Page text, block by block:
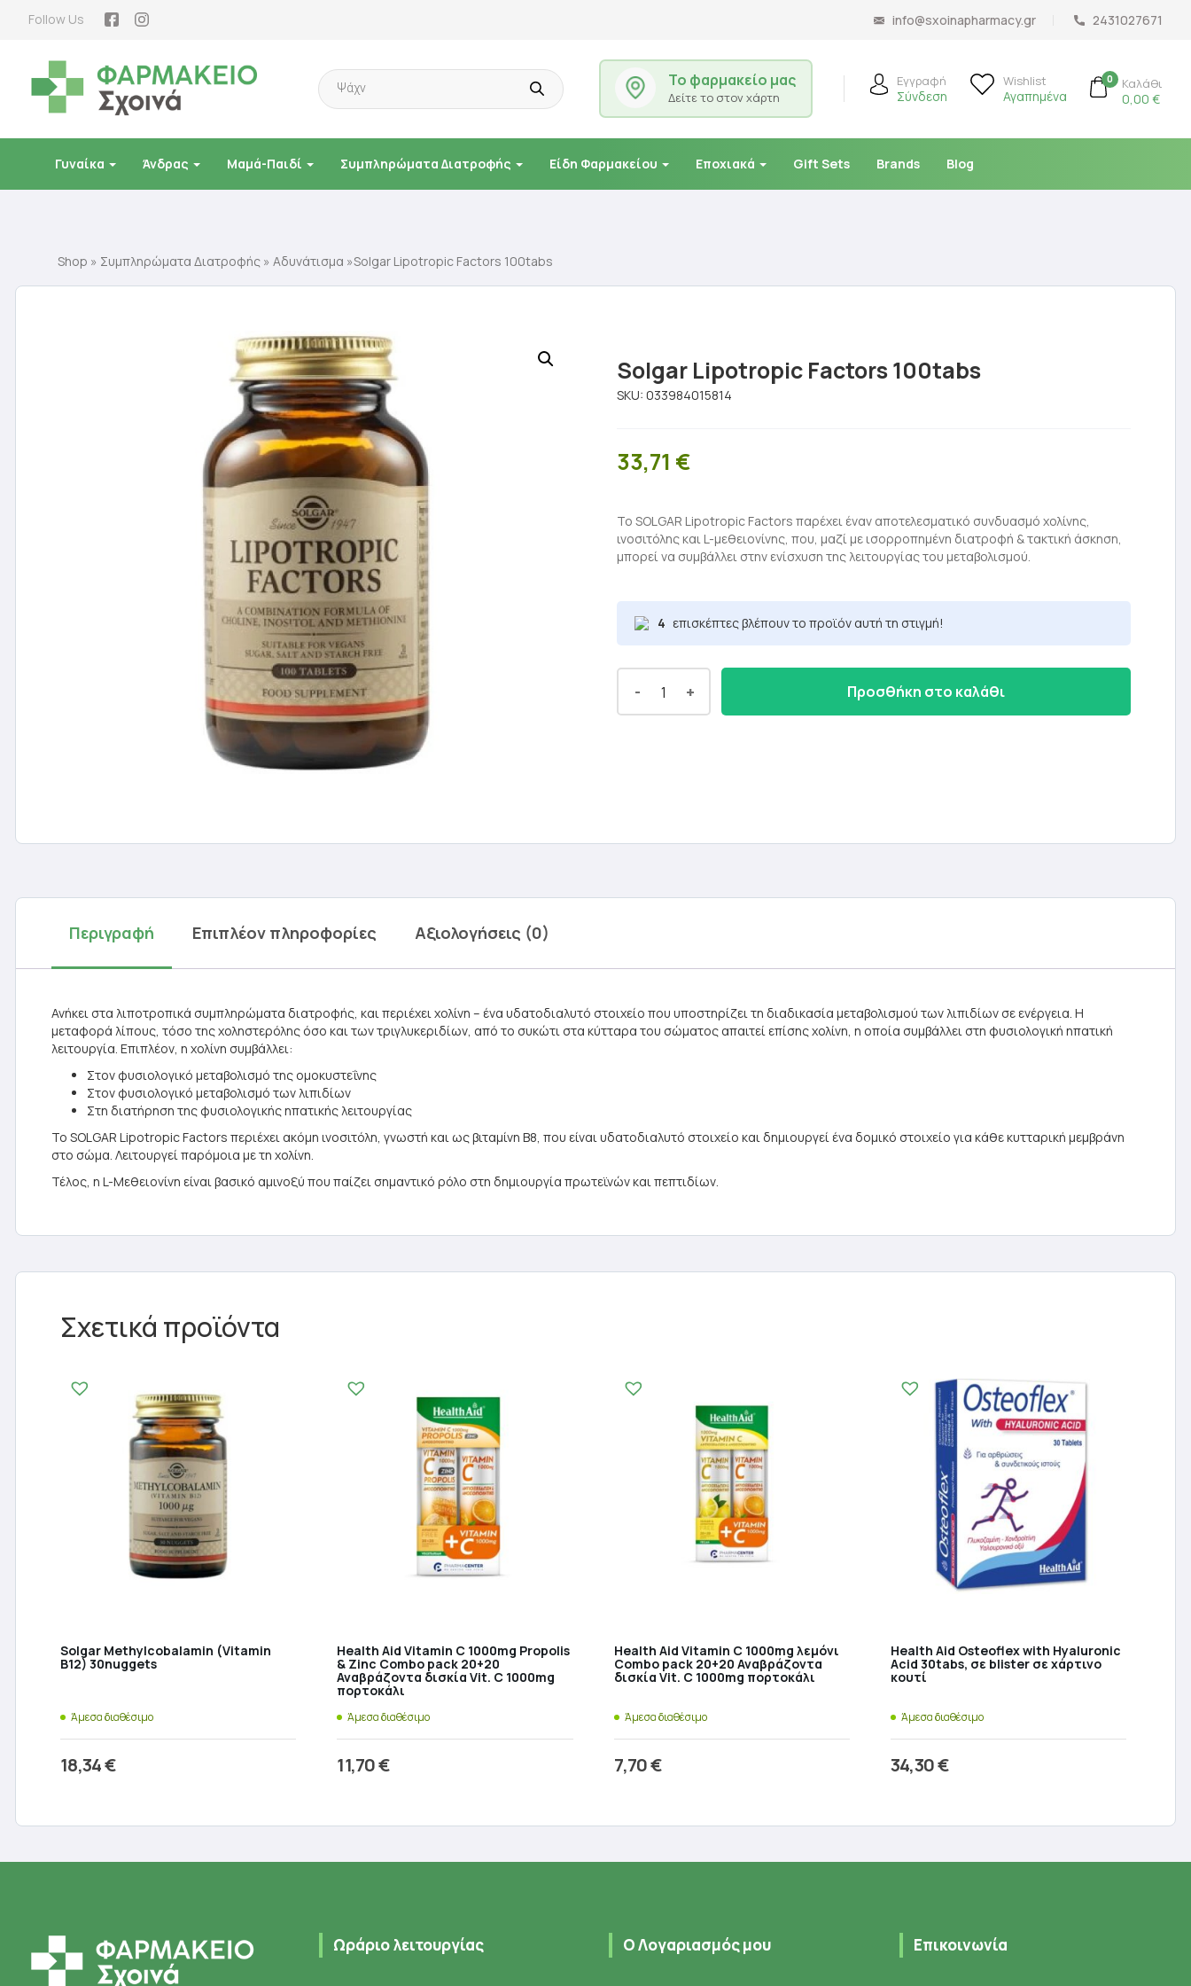
Follow Us info@sxoinapharmacy.gr 2431027671
Products
search Το φαρμακείο μας
Δείτε το στον χάρτη
Εγγραφή
Σύνδεση
Wishlist
Αγαπημένα
0 Καλάθι
0,00 €
Γυναίκα Άνδρας Μαμά-Παιδί Συμπληρώματα Διατροφής Είδη Φαρμακείου Εποχιακά Gift Sets Brands Blog
Shop » Συμπληρώματα Διατροφής » Αδυνάτισμα »Solgar Lipotropic Factors 100tabs
Solgar Lipotropic Factors 100tabs
SKU:033984015814
33,71 €
Το SOLGAR Lipotropic Factors παρέχει έναν αποτελεσματικό συνδυασμό χολίνης,
ινοσιτόλης και L-μεθειονίνης, που, μαζί με ισορροπημένη διατροφή & τακτική άσκηση,
μπορεί να συμβάλλει στην ενίσχυση της λειτουργίας του μεταβολισμού.
4 επισκέπτες βλέπουν το προϊόν αυτή τη στιγμή!
- + Προσθήκη στο καλάθι
Περιγραφή Επιπλέον πληροφορίες Αξιολογήσεις (0)
Ανήκει στα λιποτροπικά συμπληρώματα διατροφής, και περιέχει χολίνη – ένα υδατοδιαλυτό στοιχείο που υποστηρίζει τη διαδικασία μεταβολισμού των λιπιδίων σε ενέργεια. Η
μεταφορά λίπους, τόσο της χοληστερόλης όσο και των τριγλυκεριδίων, από το συκώτι στα κύτταρα του σώματος απαιτεί επίσης χολίνη, η οποία συμβάλλει στη φυσιολογική ηπατική
λειτουργία. Επιπλέον, η χολίνη συμβάλλει:
Στον φυσιολογικό μεταβολισμό της ομοκυστεΐνης
Στον φυσιολογικό μεταβολισμό των λιπιδίων
Στη διατήρηση της φυσιολογικής ηπατικής λειτουργίας
Το SOLGAR Lipotropic Factors περιέχει ακόμη ινοσιτόλη, γνωστή και ως βιταμίνη Β8, που είναι υδατοδιαλυτό στοιχείο και δημιουργεί ένα δομικό στοιχείο για κάθε κυτταρική μεμβράνη
στο σώμα. Λειτουργεί παρόμοια με τη χολίνη.
Τέλος, η L-Μεθειονίνη είναι βασικό αμινοξύ που παίζει σημαντικό ρόλο στη δημιουργία πρωτεϊνών και πεπτιδίων.
Σχετικά προϊόντα
Solgar Methylcobalamin (Vitamin
B12) 30nuggets
Άμεσα διαθέσιμο
18,34€
Health Aid Vitamin C 1000mg Propolis
& Zinc Combo pack 20+20
Αναβράζοντα δισκία Vit. C 1000mg
πορτοκάλι
Άμεσα διαθέσιμο
11,70€
Health Aid Vitamin C 1000mg λεμόνι
Combo pack 20+20 Αναβράζοντα
δισκία Vit. C 1000mg πορτοκάλι
Άμεσα διαθέσιμο
7,70€
Health Aid Osteoflex with Hyaluronic
Acid 30tabs, σε blister σε χάρτινο
κουτί
Άμεσα διαθέσιμο
34,30€
Ωράριο λειτουργίας Ο Λογαριασμός μου Επικοινωνία